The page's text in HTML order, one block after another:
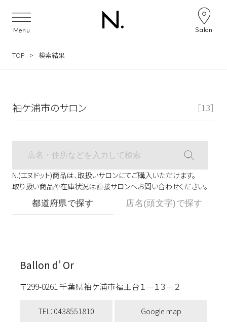
Menu Salon
TOP 検索結果
袖ケ浦市のサロン ［13］
N.(エヌドット)商品は、取扱いサロンにてご購入いただけます。
取り扱い商品や在庫状況は直接サロンへお問い合わせください。
都道府県で探す 店名(頭文字)で探す
Ballon d’ Or
〒299-0261 千葉県袖ケ浦市福王台１－１３－２
TEL：0438551810 Google map
サロン検索ナビゲーション